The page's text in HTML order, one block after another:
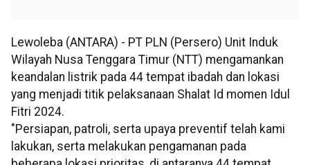
Lewoleba (ANTARA) - PT PLN (Persero) Unit Induk
Wilayah Nusa Tenggara Timur (NTT) mengamankan
keandalan listrik pada 44 tempat ibadah dan lokasi
yang menjadi titik pelaksanaan Shalat Id momen Idul
Fitri 2024.
"Persiapan, patroli, serta upaya preventif telah kami
lakukan, serta melakukan pengamanan pada